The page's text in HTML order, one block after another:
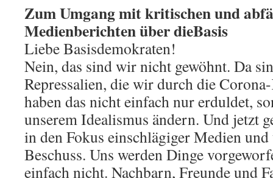
Zum Umgang mit kritischen und
Medienberichten über dieBasis
Liebe Basisdemokraten!
Nein, das sind wir nicht gewöhnt. Da
Repressalien, die wir durch die
haben das nicht einfach nur erduldet,
unserem Idealismus ändern. Und jetzt
in den Fokus einschlägiger Medien
Beschuss. Uns werden Dinge
einfach nicht. Nachbarn, Freunde und